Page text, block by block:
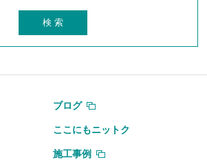
ブログ
ここにもニットク
施工事例